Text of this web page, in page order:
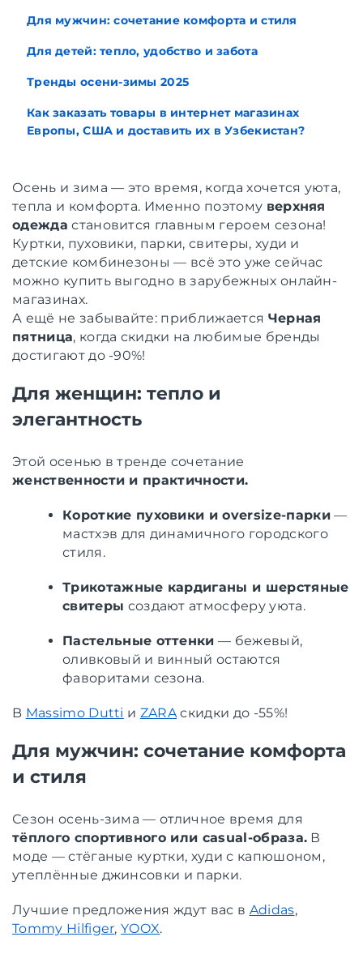
Для мужчин: сочетание комфорта и стиля
Для детей: тепло, удобство и забота
Тренды осени-зимы 2025
Как заказать товары в интернет магазинах
Европы, США и доставить их в Узбекистан?
Осень и зима — это время, когда хочется уюта,
тепла и комфорта. Именно поэтому верхняя
одежда становится главным героем сезона!
Куртки, пуховики, парки, свитеры, худи и
детские комбинезоны — всё это уже сейчас
можно купить выгодно в зарубежных онлайн-
магазинах.
А ещё не забывайте: приближается Черная
пятница, когда скидки на любимые бренды
достигают до -90%!
Для женщин: тепло и
элегантность
Этой осенью в тренде сочетание
женственности и практичности.
Короткие пуховики и oversize-парки—
мастхэв для динамичного городского
стиля.
Трикотажные кардиганы и шерстяные
свитеры создают атмосферу уюта.
Пастельные оттенки — бежевый,
оливковый и винный остаются
фаворитами сезона.
B Massimo Dutti и ZARAскидки до -55%!
Для мужчин: сочетание комфорта
и стиля
Сезон осень-зима — отличное время для
тёплого спортивного или casual-образа. В
моде — стёганые куртки, худи с капюшоном,
утеплённые джинсовки и парки.
Лучшие предложения ждут вас в Adidas,
Tommy Hilfiger,YOOX.